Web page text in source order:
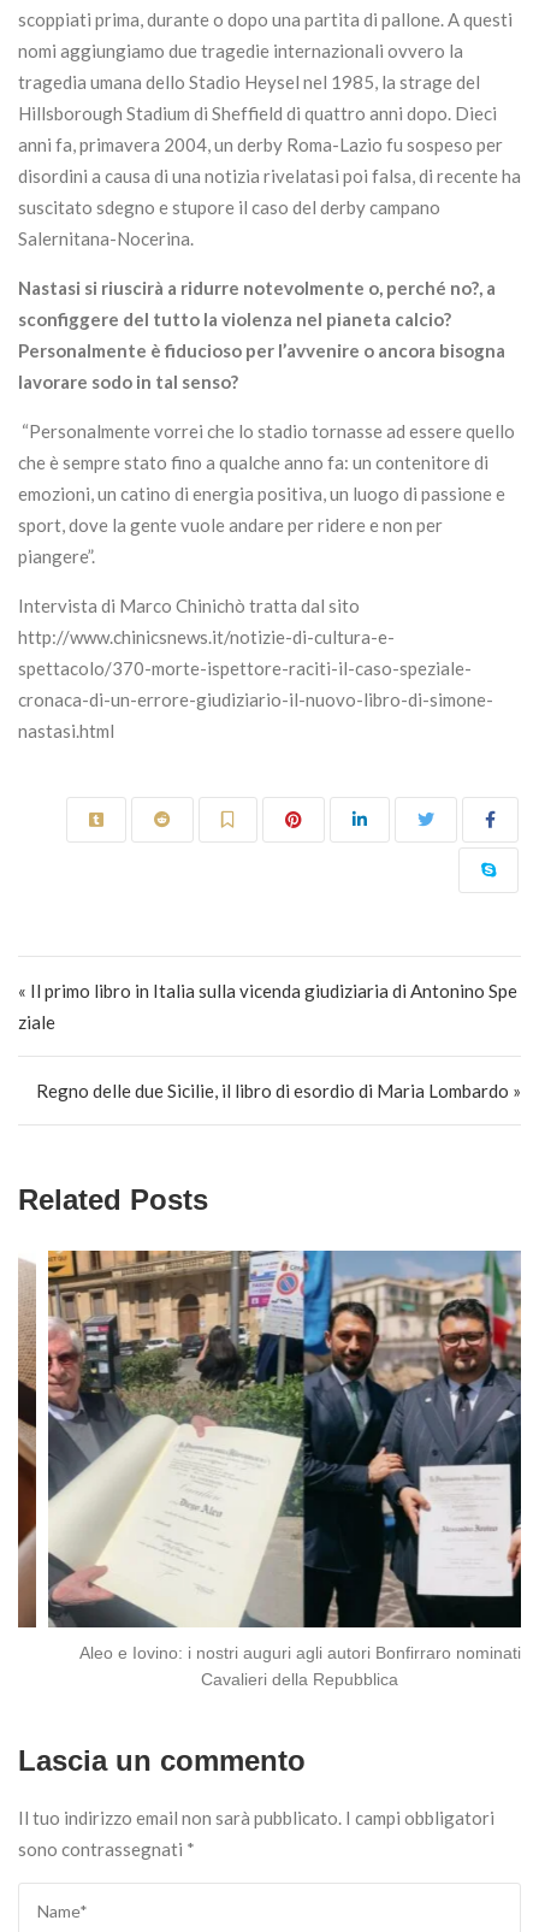
scoppiati prima, durante o dopo una partita di pallone. A questi
nomi aggiungiamo due tragedie internazionali ovvero la
tragedia umana dello Stadio Heysel nel 1985, la strage del
Hillsborough Stadium di Sheffield di quattro anni dopo. Dieci
anni fa, primavera 2004, un derby Roma-Lazio fu sospeso per
disordini a causa di una notizia rivelatasi poi falsa, di recente ha
suscitato sdegno e stupore il caso del derby campano
Salernitana-Nocerina.
Nastasi si riuscirà a ridurre notevolmente o, perché no?, a
sconfiggere del tutto la violenza nel pianeta calcio?
Personalmente è fiducioso per l’avvenire o ancora bisogna
lavorare sodo in tal senso?
“Personalmente vorrei che lo stadio tornasse ad essere quello
che è sempre stato fino a qualche anno fa: un contenitore di
emozioni, un catino di energia positiva, un luogo di passione e
sport, dove la gente vuole andare per ridere e non per
piangere”.
Intervista di Marco Chinichò tratta dal sito
http://www.chinicsnews.it/notizie-di-cultura-e-
spettacolo/370-morte-ispettore-raciti-il-caso-speziale-
cronaca-di-un-errore-giudiziario-il-nuovo-libro-di-simone-
nastasi.html
« Il primo libro in Italia sulla vicenda giudiziaria di Antonino Spe
ziale
Regno delle due Sicilie, il libro di esordio di Maria Lombardo »
Related Posts
Aleo e Iovino: i nostri auguri agli autori Bonfirraro nominati
Cavalieri della Repubblica
Lascia un commento
Il tuo indirizzo email non sarà pubblicato. I campi obbligatori
sono contrassegnati *